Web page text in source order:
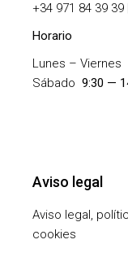
+34 971 84 39
Horario
Lunes – Viernes
Sábado9:30 —
Aviso legal
Aviso legal,
cookies